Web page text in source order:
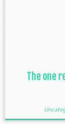
(English)